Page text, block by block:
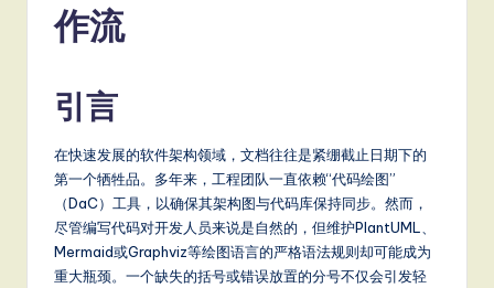
m
fi
d
C
作流
引言
在快速发展的软件架构领域，文档往往是紧绷截止日期下的
第一个牺牲品。多年来，工程团队一直依赖“代码绘图”
（DaC）工具，以确保其架构图与代码库保持同步。然而，
尽管编写代码对开发人员来说是自然的，但维护PlantUML、
Mermaid或Graphviz等绘图语言的严格语法规则却可能成为
重大瓶颈。一个缺失的括号或错误放置的分号不仅会引发轻